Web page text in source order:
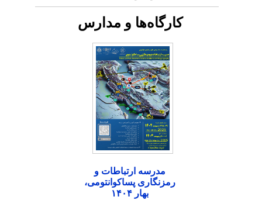
کارگاه‌ها و مدارس
مدرسه ارتباطات و
رمزنگاری پساکوانتومی،
بهار ۱۴۰۴